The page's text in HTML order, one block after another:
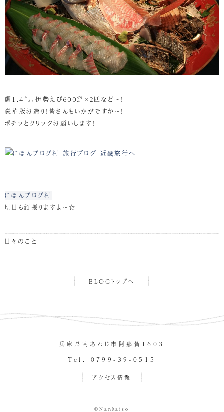
鯛1.4㌔、伊勢えび６００㌘×２匹など～！
豪華版お造り！皆さんもいかがですか～！
ポチッとクリックお願いします！
にほんブログ村
明日も頑張りますよ～☆
日々のこと
BLOGトップへ
兵庫県南あわじ市阿那賀１６０３
Tel. 0799-39-0515
アクセス情報
©Nankaiso